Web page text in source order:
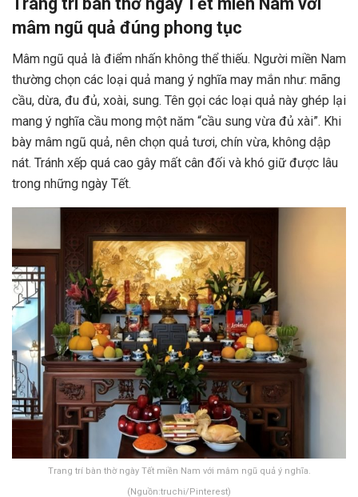
mâm ngũ quả đúng phong tục
Mâm ngũ quả là điểm nhấn không thể thiếu. Người miền Nam
thường chọn các loại quả mang ý nghĩa may mắn như: mãng
cầu, dừa, đu đủ, xoài, sung. Tên gọi các loại quả này ghép lại
mang ý nghĩa cầu mong một năm “cầu sung vừa đủ xài”. Khi
bày mâm ngũ quả, nên chọn quả tươi, chín vừa, không dập
nát. Tránh xếp quá cao gây mất cân đối và khó giữ được lâu
trong những ngày Tết.
Trang trí bàn thờ ngày Tết miền Nam với mâm ngũ quả ý nghĩa.
(Nguồn:truchi/Pinterest)